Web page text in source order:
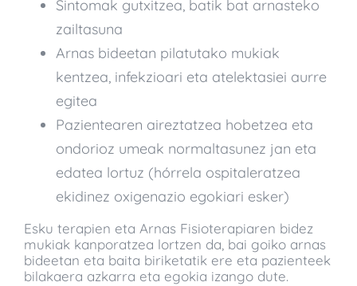
Sintomak gutxitzea, batik bat arnasteko
zailtasuna
Arnas bideetan pilatutako mukiak
kentzea, infekzioari eta atelektasiei aurre
egitea
Pazientearen aireztatzea hobetzea eta
ondorioz umeak normaltasunez jan eta
edatea lortuz (hórrela ospitaleratzea
ekidinez oxigenazio egokiari esker)
Esku terapien eta Arnas Fisioterapiaren bidez
mukiak kanporatzea lortzen da, bai goiko arnas
bideetan eta baita biriketatik ere eta pazienteek
bilakaera azkarra eta egokia izango dute.